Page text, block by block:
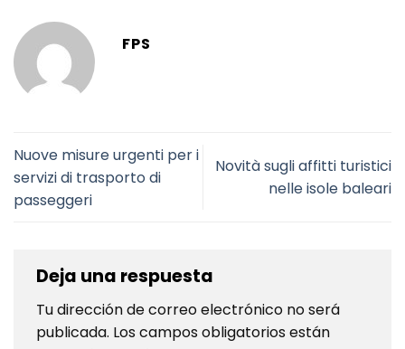
FPS
Nuove misure urgenti per i
servizi di trasporto di
passeggeri
Novità sugli affitti turistici
nelle isole baleari
Deja una respuesta
Tu dirección de correo electrónico no será
publicada. Los campos obligatorios están